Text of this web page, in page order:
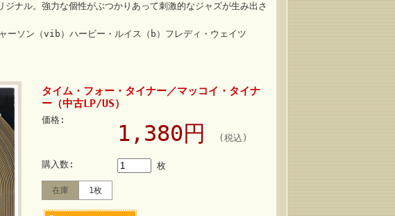
ナル。強力な個性がぶつかりあって刺激的なジャズが生み出さ
ーソン（vib）ハービー・ルイス（b）フレディ・ウェイツ
タイム・フォー・タイナー／マッコイ・タイナ
ー（中古LP/US）
価格:
1,380円 (税込)
購入数: 枚
在庫 1枚